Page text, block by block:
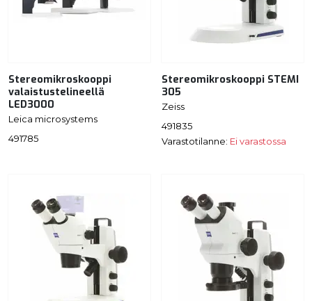
Stereomikroskooppi
valaistustelineellä
LED3000
Leica microsystems
491785
Stereomikroskooppi STEMI
305
Zeiss
491835
Varastotilanne: Ei varastossa